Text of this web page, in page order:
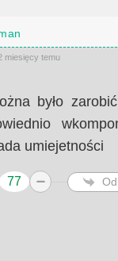
miesięcy temu
było
umiejetności
77